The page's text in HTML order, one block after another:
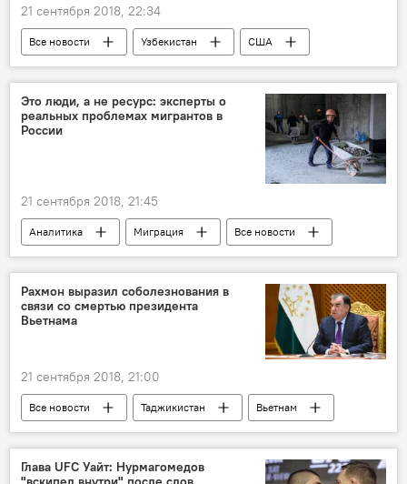
21 сентября 2018, 22:34
Все новости Узбекистан
США
Центральная Азия
хлопок
Это люди, а не ресурс: эксперты о
реальных проблемах мигрантов в
России
21 сентября 2018, 21:45
Аналитика Миграция
Все новости
Новости мигрантов из Центральной Азии в России
Рахмон выразил соболезнования в
связи со смертью президента
Вьетнама
21 сентября 2018, 21:00
Все новости Таджикистан
Вьетнам
Эмомали Рахмон
Мир
Глава UFC Уайт: Нурмагомедов